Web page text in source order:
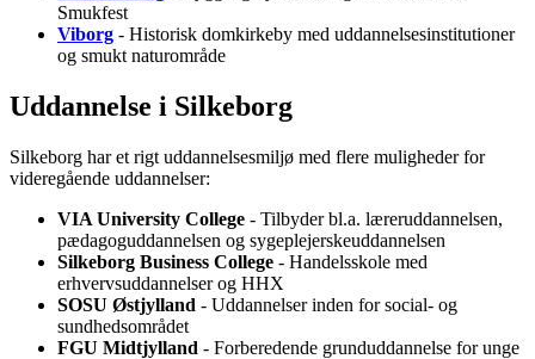
Smukfest
Viborg - Historisk domkirkeby med uddannelsesinstitutioner
og smukt naturområde
Uddannelse i Silkeborg
Silkeborg har et rigt uddannelsesmiljø med flere muligheder for
videregående uddannelser:
VIA University College - Tilbyder bl.a. læreruddannelsen,
pædagoguddannelsen og sygeplejerskeuddannelsen
Silkeborg Business College - Handelsskole med
erhvervsuddannelser og HHX
SOSU Østjylland - Uddannelser inden for social- og
sundhedsområdet
FGU Midtjylland - Forberedende grunduddannelse for unge